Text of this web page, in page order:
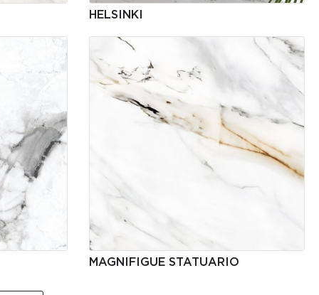
HELSINKI
MAGNIFIGUE STATUARIO